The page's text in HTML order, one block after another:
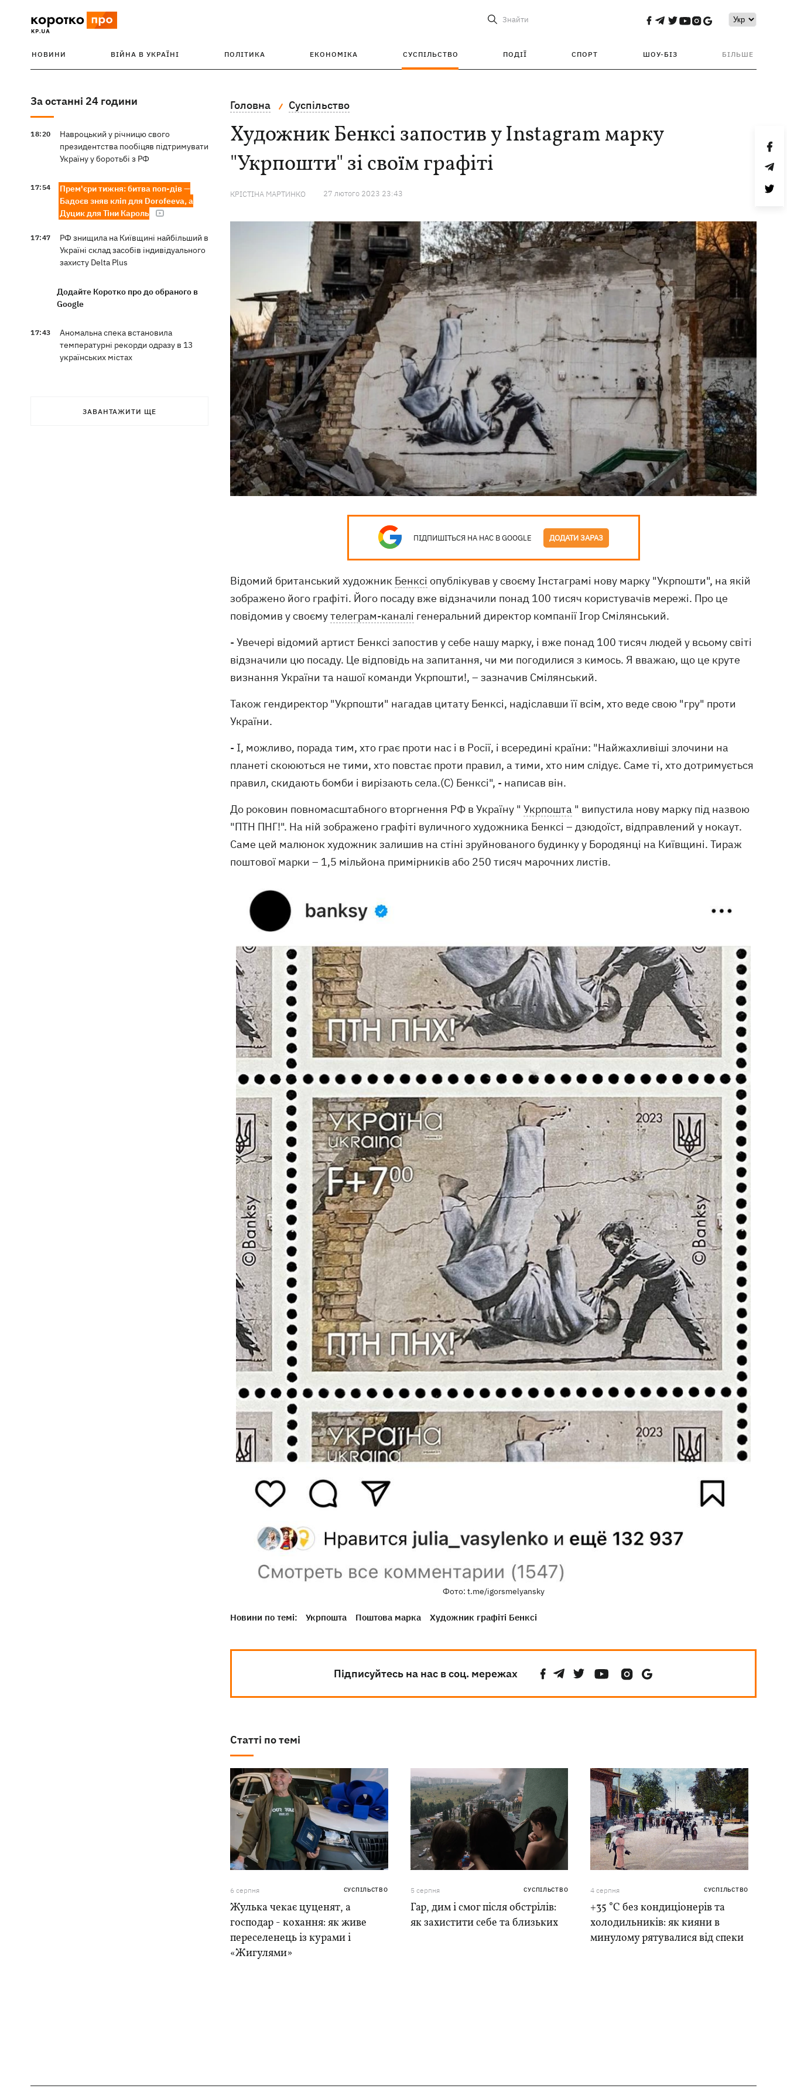
Знайти
НОВИНИ ВІЙНА В УКРАЇНІ ПОЛІТИКА ЕКОНОМІКА СУСПІЛЬСТВО ПОДІЇ СПОРТ ШОУ-БІЗ БІЛЬШЕ
За останні 24 години
18:20
Навроцький у річницю свого
президентства пообіцяв підтримувати
Україну у боротьбі з РФ
17:54
Прем'єри тижня: битва поп-дів —
Бадоєв зняв кліп для Dorofeeva, а
Дуцик для Тіни Кароль
17:47
РФ знищила на Київщині найбільший в
Україні склад засобів індивідуального
захисту Delta Plus
Додайте Коротко про до обраного в
Google
17:43
Аномальна спека встановила
температурні рекорди одразу в 13
українських містах
ЗАВАНТАЖИТИ ЩЕ
Головна Суспільство
Художник Бенксі запостив у Instagram марку
"Укрпошти" зі своїм графіті
КРІСТІНА МАРТИНКО 27 лютого 2023 23:43
ПІДПИШІТЬСЯ НА НАС В GOOGLE ДОДАТИ ЗАРАЗ
Відомий британський художник Бенксі опублікував у своєму Інстаграмі нову марку "Укрпошти", на якій
зображено його графіті. Його посаду вже відзначили понад 100 тисяч користувачів мережі. Про це
повідомив у своємутелеграм-каналі генеральний директор компанії Ігор Смілянський.
- Увечері відомий артист Бенксі запостив у себе нашу марку, і вже понад 100 тисяч людей у всьому світі
відзначили цю посаду. Це відповідь на запитання, чи ми погодилися з кимось. Я вважаю, що це круте
визнання України та нашої команди Укрпошти!, – зазначив Смілянський.
Також гендиректор "Укрпошти" нагадав цитату Бенксі, надіславши її всім, хто веде свою "гру" проти
України.
- І, можливо, порада тим, хто грає проти нас і в Росії, і всередині країни: "Найжахливіші злочини на
планеті скоюються не тими, хто повстає проти правил, а тими, хто ним слідує. Саме ті, хто дотримується
правил, скидають бомби і вирізають села.(С) Бенксі", - написав він.
До роковин повномасштабного вторгнення РФ в Україну " Укрпошта " випустила нову марку під назвою
"ПТН ПНГ!". На ній зображено графіті вуличного художника Бенксі – дзюдоїст, відправлений у нокаут.
Саме цей малюнок художник залишив на стіні зруйнованого будинку у Бородянці на Київщині. Тираж
поштової марки – 1,5 мільйона примірників або 250 тисяч марочних листів.
Фото: t.me/igorsmelyansky
Новини по темі: Укрпошта Поштова марка Художник графіті Бенксі
Підписуйтесь на нас в соц. мережах
Статті по темі
6 серпня СУСПІЛЬСТВО
Жулька чекає цуценят, а
господар - кохання: як живе
переселенець із курами і
«Жигулями»
5 серпня СУСПІЛЬСТВО
Гар, дим і смог після обстрілів:
як захистити себе та близьких
4 серпня СУСПІЛЬСТВО
+35 °C без кондиціонерів та
холодильників: як кияни в
минулому рятувалися від спеки